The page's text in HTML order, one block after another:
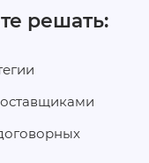
решать: